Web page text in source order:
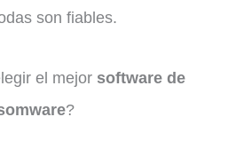
son fiables.
el mejor software de
?